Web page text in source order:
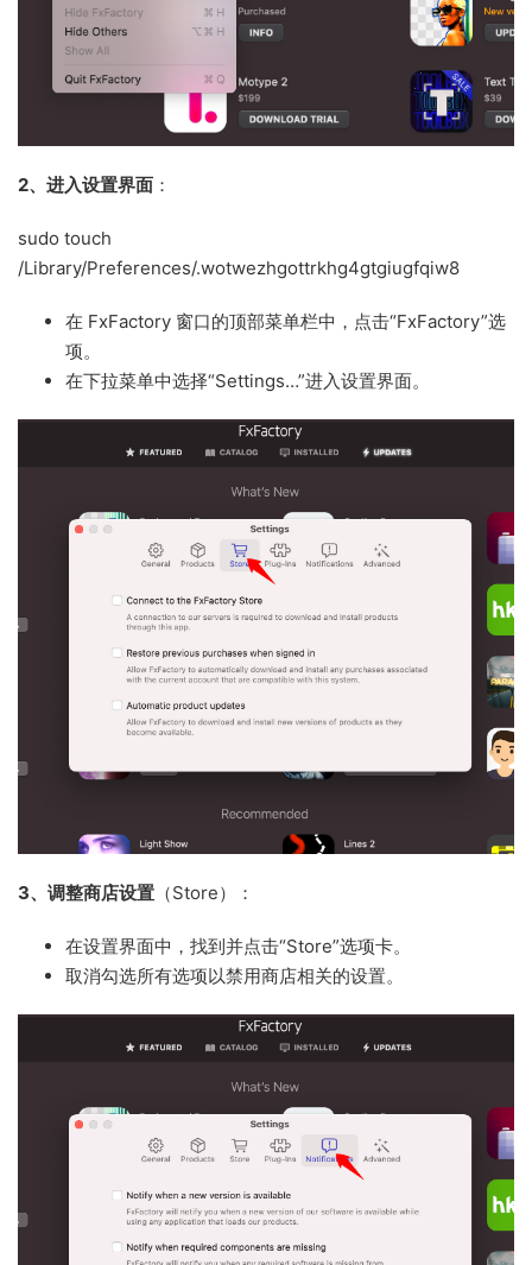
2、进入设置界面 ：
sudo touch
/Library/Preferences/.wotwezhgottrkhg4gtgiugfqiw8
在 FxFactory 窗口的顶部菜单栏中，点击“FxFactory”选
项。
在下拉菜单中选择“Settings…”进入设置界面。
3、调整商店设置 （Store）：
在设置界面中，找到并点击“Store”选项卡。
取消勾选所有选项以禁用商店相关的设置。